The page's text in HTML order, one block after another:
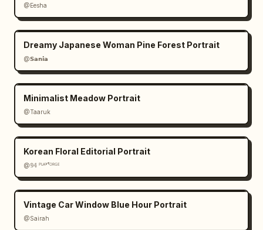
@Eesha
Dreamy Japanese Woman Pine Forest Portrait
@𝗦𝗮𝗻𝗶𝗮
Minimalist Meadow Portrait
@Taaruk
Korean Floral Editorial Portrait
@𝟡𝟜 ᴾᴸᴬʸᶠᴼᴿᴳᴱ
Vintage Car Window Blue Hour Portrait
@Sairah